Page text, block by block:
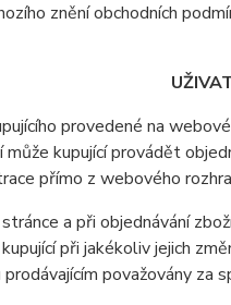
znění obchodních
provedené na
kupující provádět
přímo z webového
a při objednávání
při jakékoliv jejich
považovány za